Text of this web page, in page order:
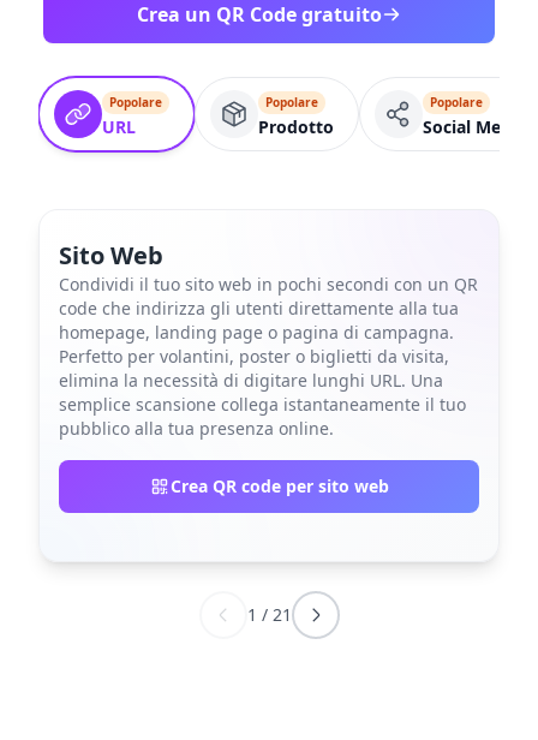
Crea un QR Code gratuito
Popolare
URL
Popolare
Prodotto
Popolare
Social Media
Sito Web
Condividi il tuo sito web in pochi secondi con un QR
code che indirizza gli utenti direttamente alla tua
homepage, landing page o pagina di campagna.
Perfetto per volantini, poster o biglietti da visita,
elimina la necessità di digitare lunghi URL. Una
semplice scansione collega istantaneamente il tuo
pubblico alla tua presenza online.
Crea QR code per sito web
1 / 21